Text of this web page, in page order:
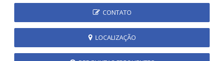
CONTATO
LOCALIZAÇÃO